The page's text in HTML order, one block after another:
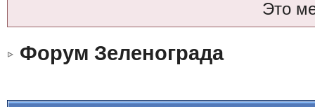
Это
Форум Зеленограда